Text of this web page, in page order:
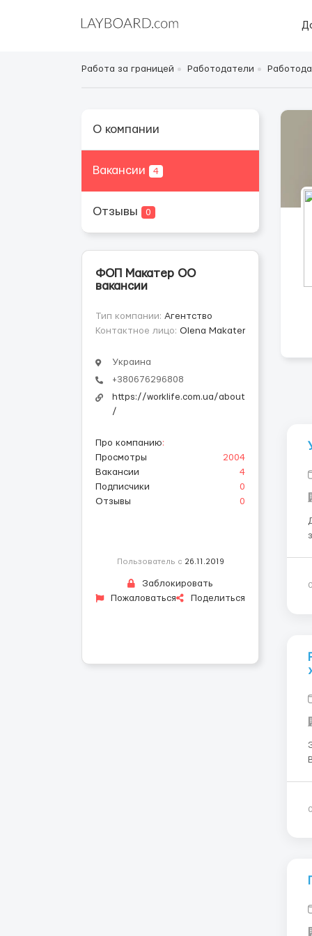
Работа за границей Работодатели
О компании
Вакансии 4
Отзывы 0
ФОП Макатер ОО
вакансии
Тип компании: Агентство
Контактное лицо: Olena Makater
Украина
+380676296808
https://worklife.com.ua/about
/
Про компанию:
Просмотры
2004
Вакансии
4
Подписчики
0
Отзывы
0
Пользователь с 26.11.2019
Заблокировать
Пожаловаться
Поделиться